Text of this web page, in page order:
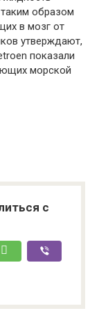
образом
в мозг от
утверждают,
показали
морской
с